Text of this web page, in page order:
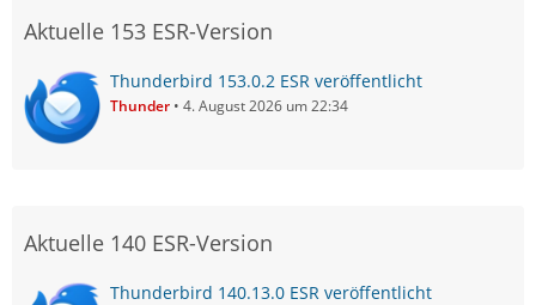
Aktuelle 153 ESR-Version
Thunderbird 153.0.2 ESR veröffentlicht
Thunder 4. August 2026 um 22:34
Aktuelle 140 ESR-Version
Thunderbird 140.13.0 ESR veröffentlicht